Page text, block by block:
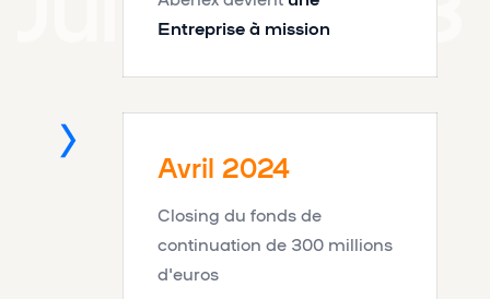
Entreprise à mission
Avril 2024
Closing du fonds de
continuation de 300 millions
d'euros